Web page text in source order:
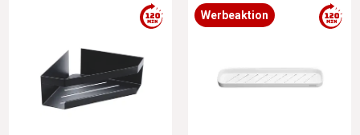
Werbeaktion